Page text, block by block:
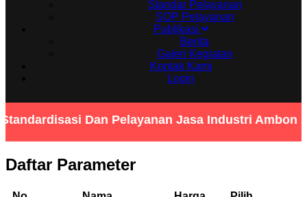
Standar Pelayanan
SOP Pelayanan
Publikasi
Berita
Galeri Kegiatan
Kontak Kami
Login
Dan Pelayanan Jasa Industri Ambon
Daftar Parameter